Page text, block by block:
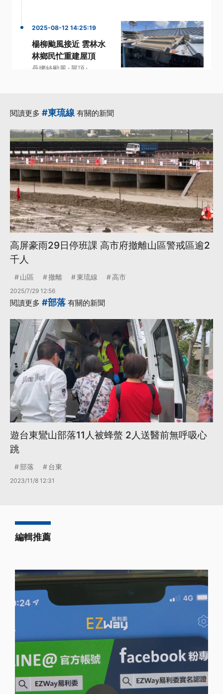
2025-08-12 14:25:19
楊柳颱風接近 雲林水
林鄉民忙重建屋頂
丹娜絲颱風 · 屋頂·
閱讀更多 #東琉線有關的新聞
高屏豪雨29日停班課 高市府撤離山區警戒區逾2
千人
山區 撤離 東琉線 高市
2025/7/29 12:56
閱讀更多 #部落有關的新聞
遊台東鸞山部落11人被蜂螫 2人送醫前無呼吸心
跳
部落 台東
2023/11/8 12:31
編輯推薦